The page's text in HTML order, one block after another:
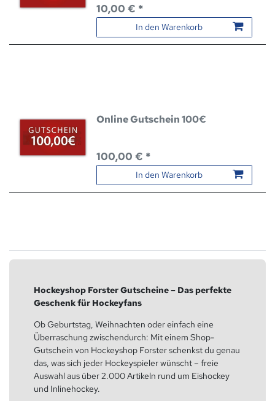
10,00 € *
In den Warenkorb
Online Gutschein 100€
100,00 € *
In den Warenkorb
Hockeyshop Forster Gutscheine – Das perfekte
Geschenk für Hockeyfans
Ob Geburtstag, Weihnachten oder einfach eine
Überraschung zwischendurch: Mit einem Shop-
Gutschein von Hockeyshop Forster schenkst du genau
das, was sich jeder Hockeyspieler wünscht – freie
Auswahl aus über 2.000 Artikeln rund um Eishockey
und Inlinehockey.